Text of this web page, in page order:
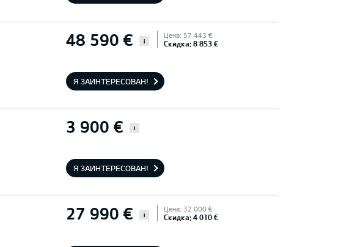
48 590 € i
Цена: 57 443 €
Скидка: 8 853 €
Я ЗАИНТЕРЕСОВАН!
3 900 € i
Я ЗАИНТЕРЕСОВАН!
27 990 € i
Цена: 32 000 €
Скидка: 4 010 €